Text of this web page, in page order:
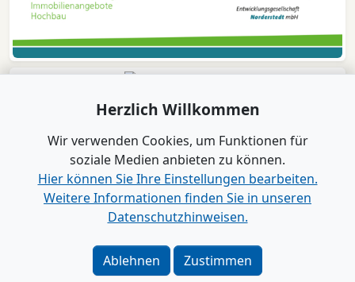
Impressum |Datenschutz|Barrierefreiheit
Google als bevorzugte Quelle merken
Herzlich Willkommen
Wir verwenden Cookies, um Funktionen für
soziale Medien anbieten zu können.
Hier können Sie Ihre Einstellungen bearbeiten.
Weitere Informationen finden Sie in unseren
Datenschutzhinweisen.
Ablehnen Zustimmen